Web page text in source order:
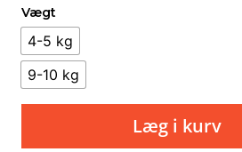
Vægt
4-5 kg
9-10 kg
Læg i kurv